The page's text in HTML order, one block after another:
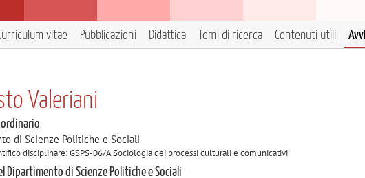
vitae Pubblicazioni Didattica Temi di ricerca Contenuti utili
Valeriani
di Scienze Politiche e Sociali
disciplinare: GSPS-06/A Sociologia dei processi culturali e comunicativi
Dipartimento di Scienze Politiche e Sociali